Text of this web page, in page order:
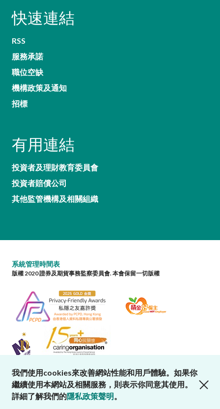
快速連結
RSS
服務承諾
職位空缺
機構政策及通知
招標
有用連結
投資者及理財教育委員會
投資者賠償公司
其他監管機構及相關組織
系統管理時間表
版權 2020 證券及期貨事務監察委員會. 本會保留一切版權
我們使用cookies來改善網站性能和用戶體驗。如果你
繼續使用本網站及相關服務，則表示你同意其使用。
詳細了解我們的隱私政策聲明。
close cookies alert